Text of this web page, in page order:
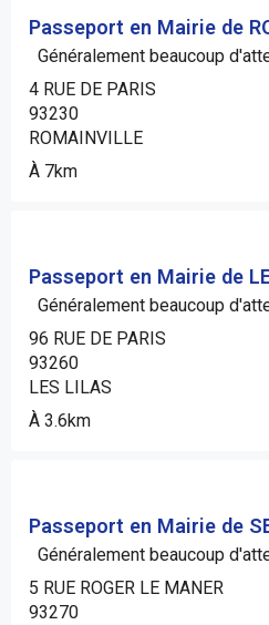
Passeport en Mairie de
Généralement beaucoup
4 RUE DE PARIS
93230
ROMAINVILLE
À 7km
Passeport en Mairie de
Généralement beaucoup
96 RUE DE PARIS
93260
LES LILAS
À 3.6km
Passeport en Mairie de
Généralement beaucoup
5 RUE ROGER LE MANER
93270